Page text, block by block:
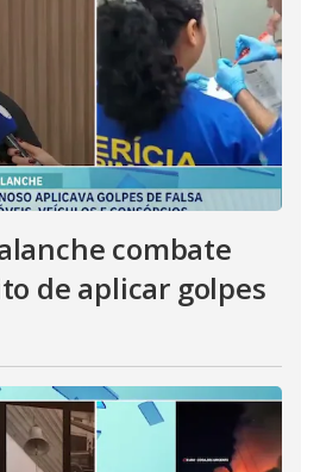
combate
de aplicar golpes